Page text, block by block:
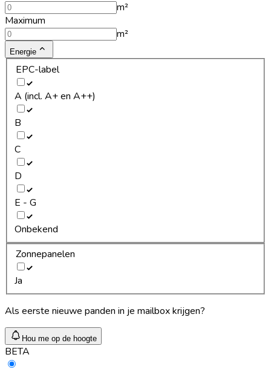
m²
Maximum
m²
Energie
EPC-label
A (incl. A+ en A++)
B
C
D
E - G
Onbekend
Zonnepanelen
Ja
Als eerste nieuwe panden in je mailbox krijgen?
Hou me op de hoogte
BETA